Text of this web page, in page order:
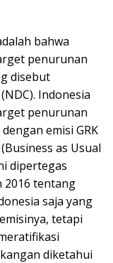
bahwa
penurunan
disebut
Indonesia
penurunan
emisi GRK
as Usual
dipertegas
2016 tentang
saja yang
tetapi
diketahui